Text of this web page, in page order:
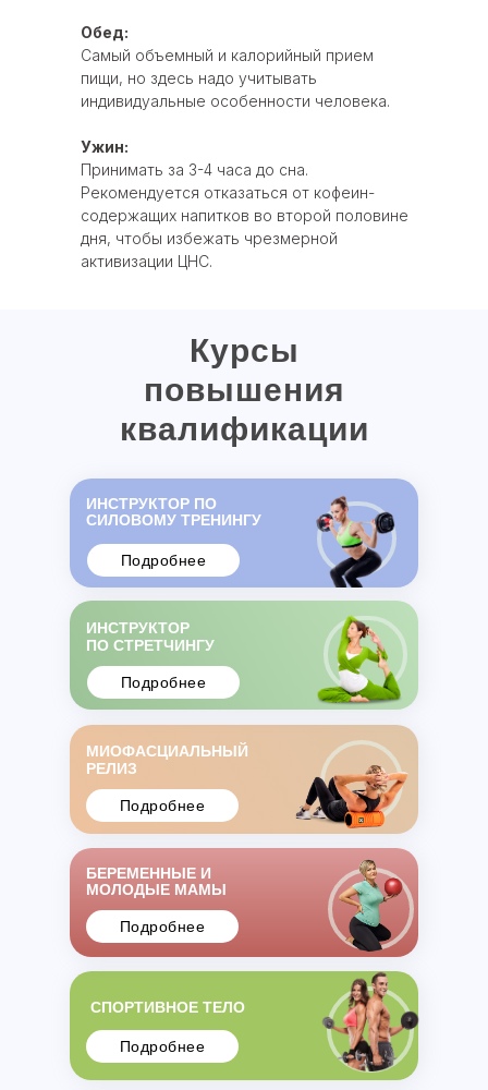
Обед:
Самый объемный и калорийный прием
пищи, но здесь надо учитывать
индивидуальные особенности человека.
Ужин:
Принимать за 3-4 часа до сна.
Рекомендуется отказаться от кофеин-
содержащих напитков во второй половине
дня, чтобы избежать чрезмерной
активизации ЦНС.
МИОФАСЦИАЛЬНЫЙ
РЕЛИЗ
Курсы
повышения
квалификации
ИНСТРУКТОР ПО
СИЛОВОМУ ТРЕНИНГУ
Подробнее
СПОРТИВНОЕ ТЕЛО
ИНСТРУКТОР
ПО СТРЕТЧИНГУ
Подробнее
Подробнее
Подробнее
БЕРЕМЕННЫЕ И
МОЛОДЫЕ МАМЫ
Подробнее